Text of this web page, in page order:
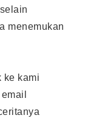
menemukan
ke kami